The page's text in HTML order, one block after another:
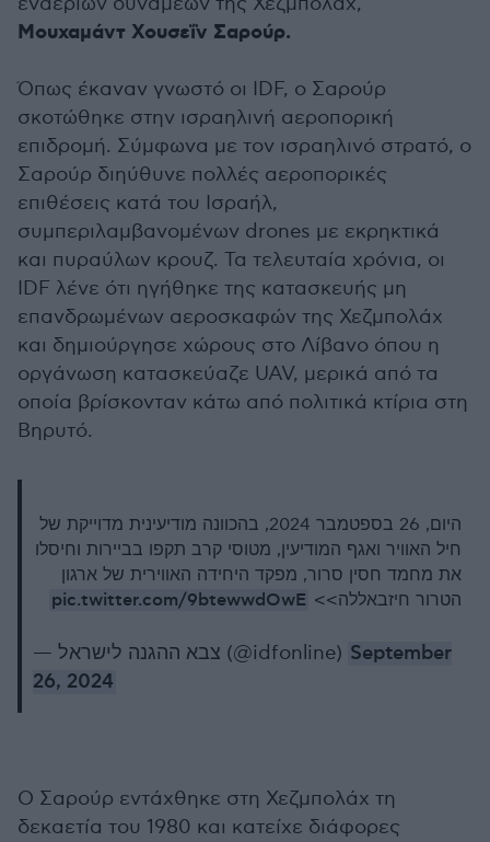
Μουχαμάντ Χουσεΐν Σαρούρ.
Όπως έκαναν γνωστό οι IDF, ο Σαρούρ
σκοτώθηκε στην ισραηλινή αεροπορική
επιδρομή. Σύμφωνα με τον ισραηλινό στρατό, ο
Σαρούρ διηύθυνε πολλές αεροπορικές
επιθέσεις κατά του Ισραήλ,
συμπεριλαμβανομένων drones με εκρηκτικά
και πυραύλων κρουζ. Τα τελευταία χρόνια, οι
IDF λένε ότι ηγήθηκε της κατασκευής μη
επανδρωμένων αεροσκαφών της Χεζμπολάχ
και δημιούργησε χώρους στο Λίβανο όπου η
οργάνωση κατασκεύαζε UAV, μερικά από τα
οποία βρίσκονταν κάτω από πολιτικά κτίρια στη
Βηρυτό.
היום, 26 בספטמבר 2024, בהכוונה מודיעינית מדוייקת של
חיל האוויר ואגף המודיעין, מטוסי קרב תקפו בביירות וחיסלו
את מחמד חסין סרור, מפקד היחידה האווירית של ארגון
הטרור חיזבאללה>> pic.twitter.com/9btewwdOwE
— צבא ההגנה לישראל (@idfonline) September
26, 2024
Ο Σαρούρ εντάχθηκε στη Χεζμπολάχ τη
δεκαετία του 1980 και κατείχε διάφορες